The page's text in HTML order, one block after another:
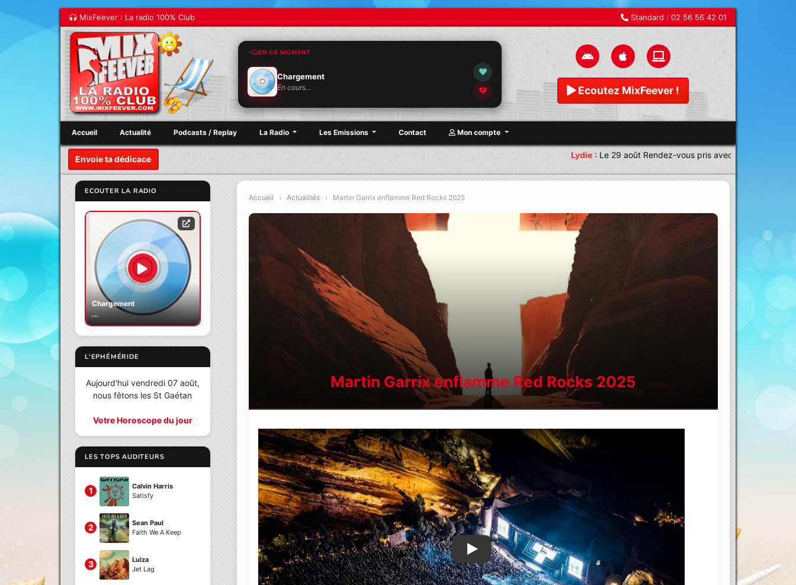
MixFeever : La radio 100% Club Standard : 02 56 56 42 01
EN CE MOMENT
Chargement
En cours… Ecoutez MixFeever !
Accueil Actualité Podcasts / Replay La Radio Les Emissions Contact Mon compte
Envoie ta dédicace Le 29 août Rendez-vous pris avec une équipe
ECOUTER LA RADIO
Chargement
...
L'EPHÉMÉRIDE
Aujourd'hui vendredi 07 août,
nous fêtons les St Gaétan
Votre Horoscope du jour
LES TOPS AUDITEURS
1
Calvin Harris
Satisfy
2
Sean Paul
Faith We A Keep
3
Luiza
Jet Lag
Accueil › Actualités › Martin Garrix enflamme Red Rocks 2025
Martin Garrix enflamme Red Rocks 2025
Lire la vidéo YouTube